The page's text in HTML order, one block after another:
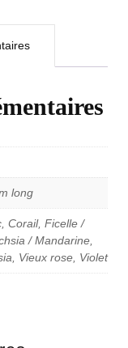
long
Corail, Ficelle /
/ Mandarine,
Vieux rose, Violet